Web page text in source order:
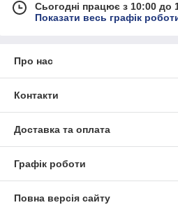
Сьогодні працює з 10:00 до
Показати весь графік
Про нас
Контакти
Доставка та оплата
Графік роботи
Повна версія сайту